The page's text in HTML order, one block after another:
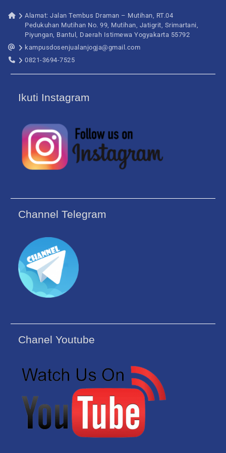
Alamat: Jalan Tembus Draman – Mutihan, RT.04
Pedukuhan Mutihan No. 99, Mutihan, Jatigrit, Srimartani,
Piyungan, Bantul, Daerah Istimewa Yogyakarta 55792
kampusdosenjualanjogja@gmail.com
0821-3694-7525
Ikuti Instagram
Channel Telegram
Chanel Youtube